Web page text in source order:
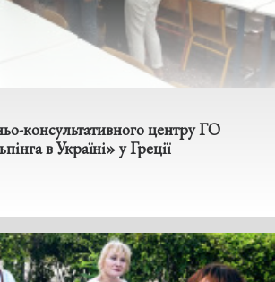
консультативного центру ГО
в Україні» у Греції